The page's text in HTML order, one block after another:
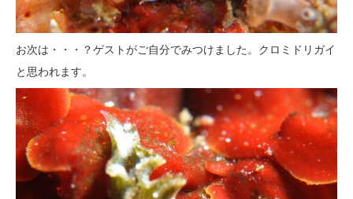
お次は・・・？ゲストがご自分でみつけました。クロミドリガイ
と思われます。